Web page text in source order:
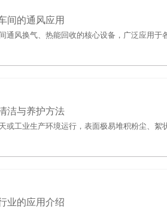
间的通风应用
通风换气、热能回收的核心设备，广泛应用
洁与养护方法
或工业生产环境运行，表面极易堆积粉尘、
业的应用介绍